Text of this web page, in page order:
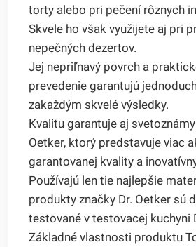
torty alebo pri pečení rôznych
Skvele ho však využijete aj pri
nepečných dezertov.
Jej nepriľnavý povrch a
prevedenie garantujú
zakaždým skvelé výsledky.
Kvalitu garantuje aj
Oetker, ktorý predstavuje viac
garantovanej kvality a
Používajú len tie najlepšie
produkty značky Dr. Oetker sú
testované v testovacej kuchyni
Základné vlastnosti produktu